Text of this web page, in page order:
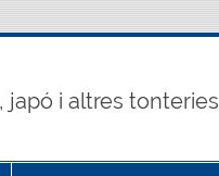
japó i altres tonteries